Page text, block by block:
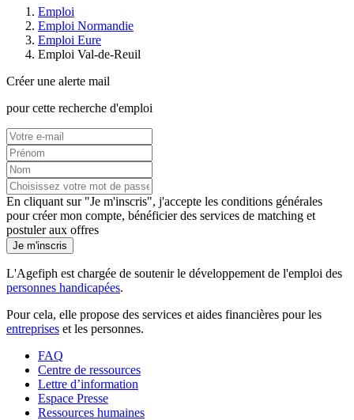
Emploi
Emploi Normandie
Emploi Eure
Emploi Val-de-Reuil
Créer une alerte mail
pour cette recherche d'emploi
En cliquant sur "Je m'inscris", j'accepte les conditions générales
pour créer mon compte, bénéficier des services de matching et
postuler aux offres
Je m'inscris
L'Agefiph est chargée de soutenir le développement de l'emploi des
personnes handicapées.
Pour cela, elle propose des services et aides financières pour les
entreprises et les personnes.
FAQ
Centre de ressources
Lettre d’information
Espace Presse
Ressources humaines